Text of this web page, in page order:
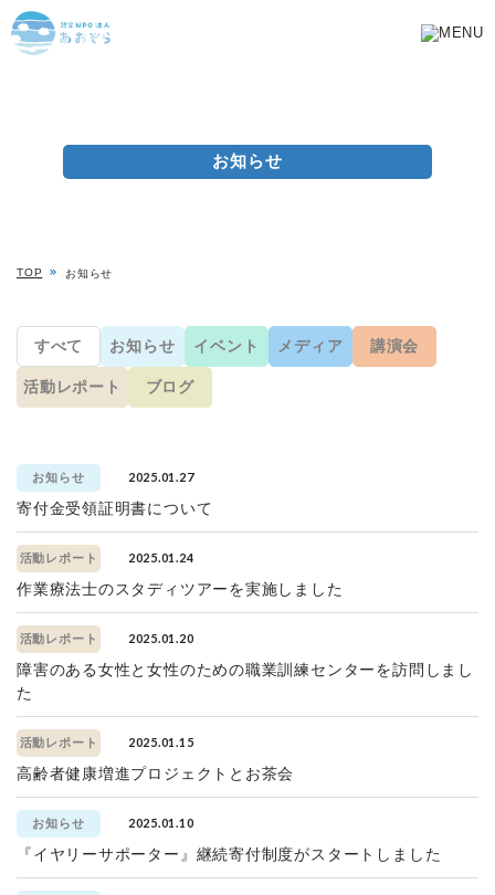
お知らせ
TOP お知らせ
すべて お知らせ イベント メディア 講演会
活動レポート ブログ
お知らせ 2025.01.27
寄付金受領証明書について
活動レポート 2025.01.24
作業療法士のスタディツアーを実施しました
活動レポート 2025.01.20
障害のある女性と女性のための職業訓練センターを訪問しまし
た
活動レポート 2025.01.15
高齢者健康増進プロジェクトとお茶会
お知らせ 2025.01.10
『イヤリーサポーター』継続寄付制度がスタートしました